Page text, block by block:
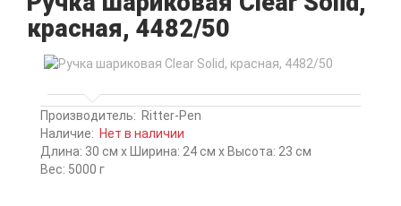
красная, 4482/50
Производитель: Ritter-Pen
Наличие: Нет в наличии
Длина: 30 см x Ширина: 24 см x Высота: 23 см
Вес: 5000 г